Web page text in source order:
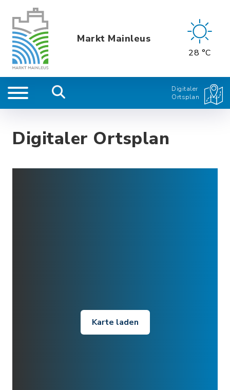
Markt Mainleus
28 °C
Digitaler
Ortsplan
Digitaler Ortsplan
Karte laden